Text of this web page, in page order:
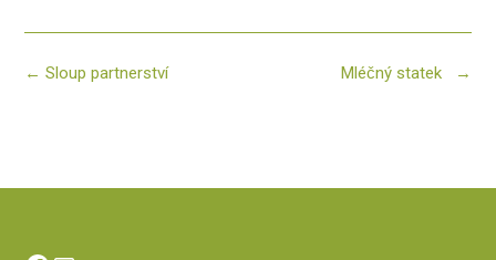
Post
Mléčný statek →
← Sloup partnerství